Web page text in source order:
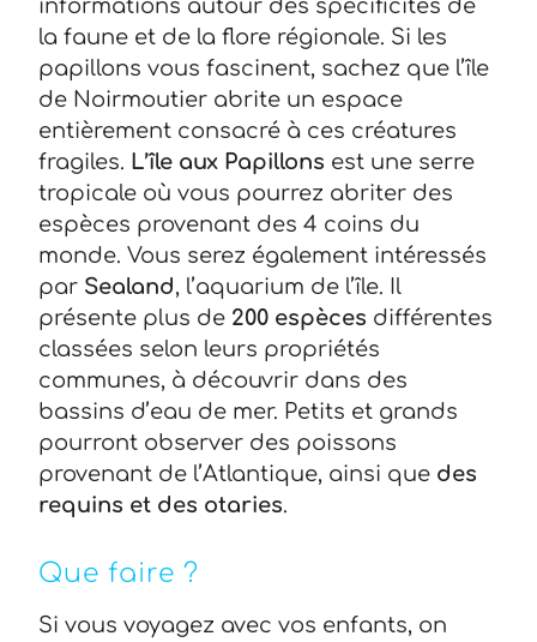
informations autour des spécificités de
la faune et de la flore régionale. Si les
papillons vous fascinent, sachez que l’île
de Noirmoutier abrite un espace
entièrement consacré à ces créatures
fragiles. L’île aux Papillons est une serre
tropicale où vous pourrez abriter des
espèces provenant des 4 coins du
monde. Vous serez également intéressés
par Sealand, l’aquarium de l’île. Il
présente plus de 200 espèces différentes
classées selon leurs propriétés
communes, à découvrir dans des
bassins d’eau de mer. Petits et grands
pourront observer des poissons
provenant de l’Atlantique, ainsi que des
requins et des otaries.
Que faire ?
Si vous voyagez avec vos enfants, on